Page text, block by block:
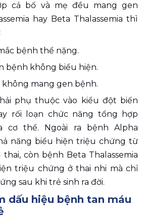
cả bố và mẹ đều mang gen
hay Beta Thalassemia thì
bệnh thể nặng.
bệnh không biểu hiện.
không mang gen bệnh.
phụ thuộc vào kiểu đột biến
rối loạn chức năng tổng hợp
cơ thể. Ngoài ra bệnh Alpha
năng biểu hiện triệu chứng từ
còn bệnh Beta Thalassemia
triệu chứng ở thai nhi mà chỉ
sau khi trẻ sinh ra đời.
dấu hiệu bệnh tan máu